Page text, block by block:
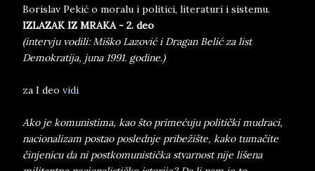
Borislav Pekić o moralu i politici, literaturi i sistemu.
IZLAZAK IZ MRAKA - 2. deo
(intervju vodili: Miško Lazović i Dragan Belić za list
Demokratija, juna 1991. godine.)
za I deo vidi
Ako je komunistima, kao što primećuju politički mudraci,
nacionalizam postao poslednje pribežište, kako tumačite
činjenicu da ni postkomunistička stvarnost nije lišena